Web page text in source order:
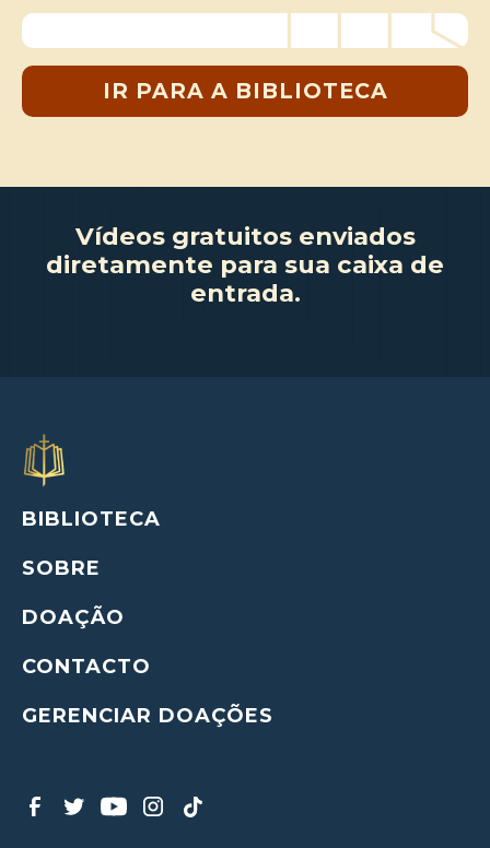
IR PARA A BIBLIOTECA
Vídeos gratuitos enviados
diretamente para sua caixa de
entrada.
BIBLIOTECA
SOBRE
DOAÇÃO
CONTACTO
GERENCIAR DOAÇÕES